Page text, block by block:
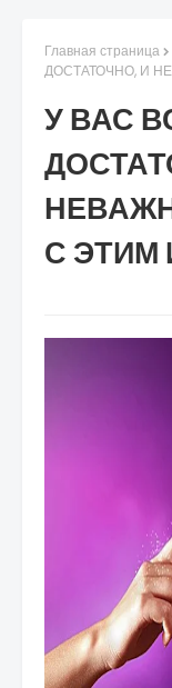
Главная страница
ДОСТАТОЧНО, И
У ВАС
С ЭТИМ